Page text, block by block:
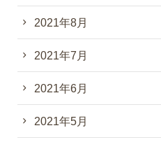
2021年8月
2021年7月
2021年6月
2021年5月